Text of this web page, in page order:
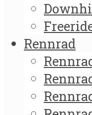
Rennrad